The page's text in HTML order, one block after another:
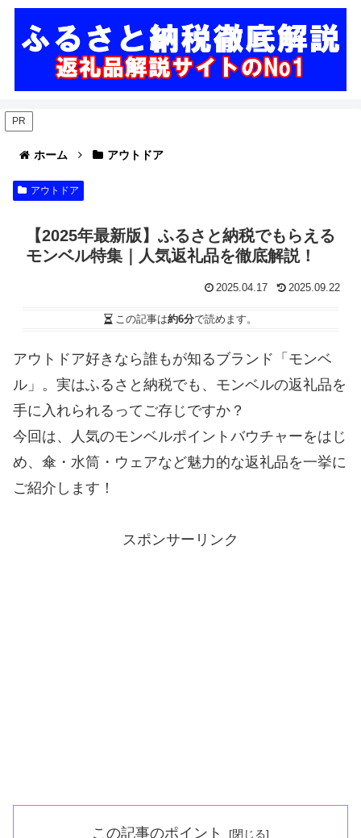
PR
ホーム アウトドア
アウトドア
【2025年最新版】ふるさと納税でもらえる
モンベル特集｜人気返礼品を徹底解説！
2025.04.17 2025.09.22
この記事は約6分で読めます。
アウトドア好きなら誰もが知るブランド「モンベ
ル」。実はふるさと納税でも、モンベルの返礼品を
手に入れられるってご存じですか？
今回は、人気のモンベルポイントバウチャーをはじ
め、傘・水筒・ウェアなど魅力的な返礼品を一挙に
ご紹介します！
スポンサーリンク
この記事のポイント